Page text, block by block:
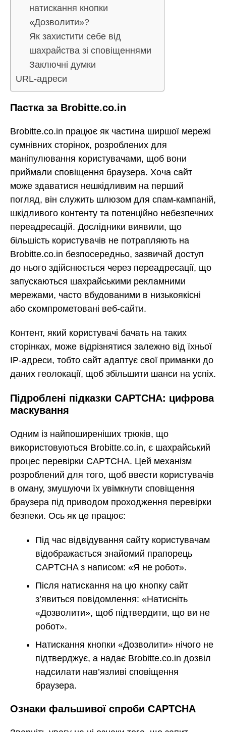
натискання кнопки
«Дозволити»?
Як захистити себе від
шахрайства зі сповіщеннями
Заключні думки
URL-адреси
Пастка за Brobitte.co.in
Brobitte.co.in працює як частина ширшої мережі
сумнівних сторінок, розроблених для
маніпулювання користувачами, щоб вони
приймали сповіщення браузера. Хоча сайт
може здаватися нешкідливим на перший
погляд, він служить шлюзом для спам-кампаній,
шкідливого контенту та потенційно небезпечних
переадресацій. Дослідники виявили, що
більшість користувачів не потрапляють на
Brobitte.co.in безпосередньо, зазвичай доступ
до нього здійснюється через переадресації, що
запускаються шахрайськими рекламними
мережами, часто вбудованими в низькоякісні
або скомпрометовані веб-сайти.
Контент, який користувачі бачать на таких
сторінках, може відрізнятися залежно від їхньої
IP-адреси, тобто сайт адаптує свої приманки до
даних геолокації, щоб збільшити шанси на успіх.
Підроблені підказки CAPTCHA: цифрова
маскування
Одним із найпоширеніших трюків, що
використовуються Brobitte.co.in, є шахрайський
процес перевірки CAPTCHA. Цей механізм
розроблений для того, щоб ввести користувачів
в оману, змушуючи їх увімкнути сповіщення
браузера під приводом проходження перевірки
безпеки. Ось як це працює:
Під час відвідування сайту користувачам
відображається знайомий прапорець
CAPTCHA з написом: «Я не робот».
Після натискання на цю кнопку сайт
з’явиться повідомлення: «Натисніть
«Дозволити», щоб підтвердити, що ви не
робот».
Натискання кнопки «Дозволити» нічого не
підтверджує, а надає Brobitte.co.in дозвіл
надсилати нав’язливі сповіщення
браузера.
Ознаки фальшивої спроби CAPTCHA